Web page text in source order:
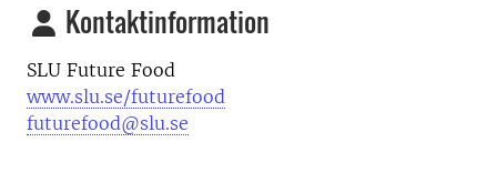
Kontaktinformation
SLU Future Food
www.slu.se/futurefood
futurefood@slu.se